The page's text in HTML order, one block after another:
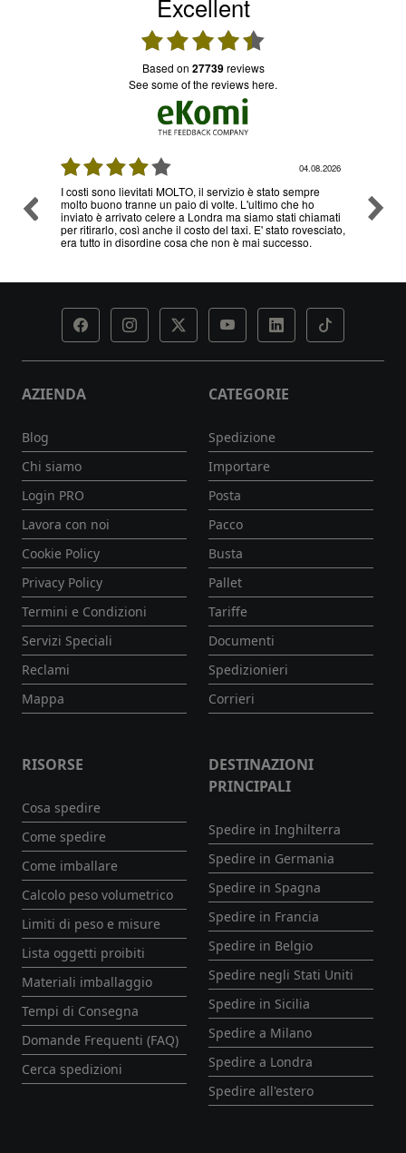
Excellent
based on 27739reviews
see some of the reviews here.
04.08.2026
I costi sono lievitati MOLTO, il servizio è stato sempre
molto buono tranne un paio di volte. L'ultimo che ho
inviato è arrivato celere a Londra ma siamo stati chiamati
per ritirarlo, così anche il costo del taxi. E' stato rovesciato,
era tutto in disordine cosa che non è mai successo.
AZIENDA
Blog
Chi siamo
Login PRO
Lavora con noi
Cookie Policy
Privacy Policy
Termini e Condizioni
Servizi Speciali
Reclami
Mappa
CATEGORIE
Spedizione
Importare
Posta
Pacco
Busta
Pallet
Tariffe
Documenti
Spedizionieri
Corrieri
RISORSE
Cosa spedire
Come spedire
Come imballare
Calcolo peso volumetrico
Limiti di peso e misure
Lista oggetti proibiti
Materiali imballaggio
Tempi di Consegna
Domande Frequenti (FAQ)
Cerca spedizioni
DESTINAZIONI
PRINCIPALI
Spedire in Inghilterra
Spedire in Germania
Spedire in Spagna
Spedire in Francia
Spedire in Belgio
Spedire negli Stati Uniti
Spedire in Sicilia
Spedire a Milano
Spedire a Londra
Spedire all'estero